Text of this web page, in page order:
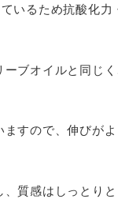
いるため抗酸化力
ブオイルと同じ
すので、伸びが
質感はしっとり